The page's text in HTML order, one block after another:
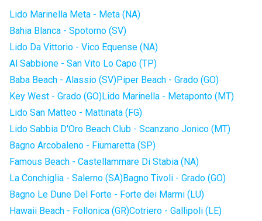
Lido Marinella Meta - Meta (NA)
Bahia Blanca - Spotorno (SV)
Lido Da Vittorio - Vico Equense (NA)
Al Sabbione - San Vito Lo Capo (TP)
Baba Beach - Alassio (SV)Piper Beach - Grado (GO)
Key West - Grado (GO)Lido Marinella - Metaponto (MT)
Lido San Matteo - Mattinata (FG)
Lido Sabbia D'Oro Beach Club - Scanzano Jonico (MT)
Bagno Arcobaleno - Fiumaretta (SP)
Famous Beach - Castellammare Di Stabia (NA)
La Conchiglia - Salerno (SA)Bagno Tivoli - Grado (GO)
Bagno Le Dune Del Forte - Forte dei Marmi (LU)
Hawaii Beach - Follonica (GR)Cotriero - Gallipoli (LE)